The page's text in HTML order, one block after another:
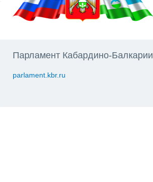
Парламент Кабардино-Балкарии
parlament.kbr.ru